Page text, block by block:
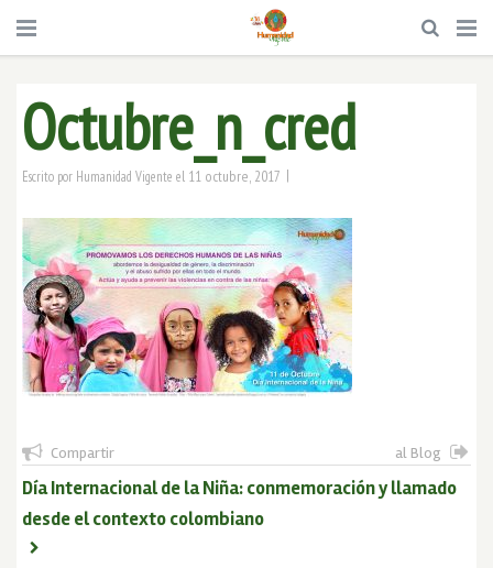
Octubre_n_cred
Escrito por Humanidad Vigente el 11 octubre, 2017 |
Compartir al Blog
Día Internacional de la Niña: conmemoración y llamado
desde el contexto colombiano